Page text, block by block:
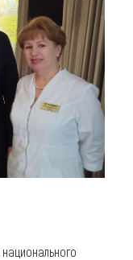
национального